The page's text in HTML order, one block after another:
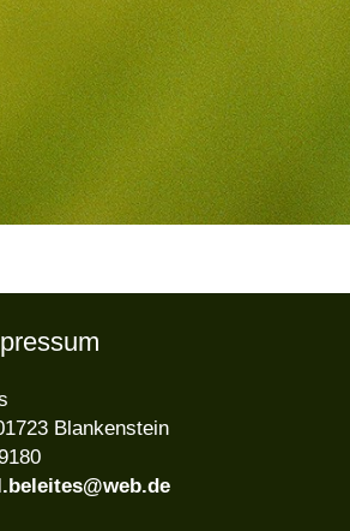
Blankenstein